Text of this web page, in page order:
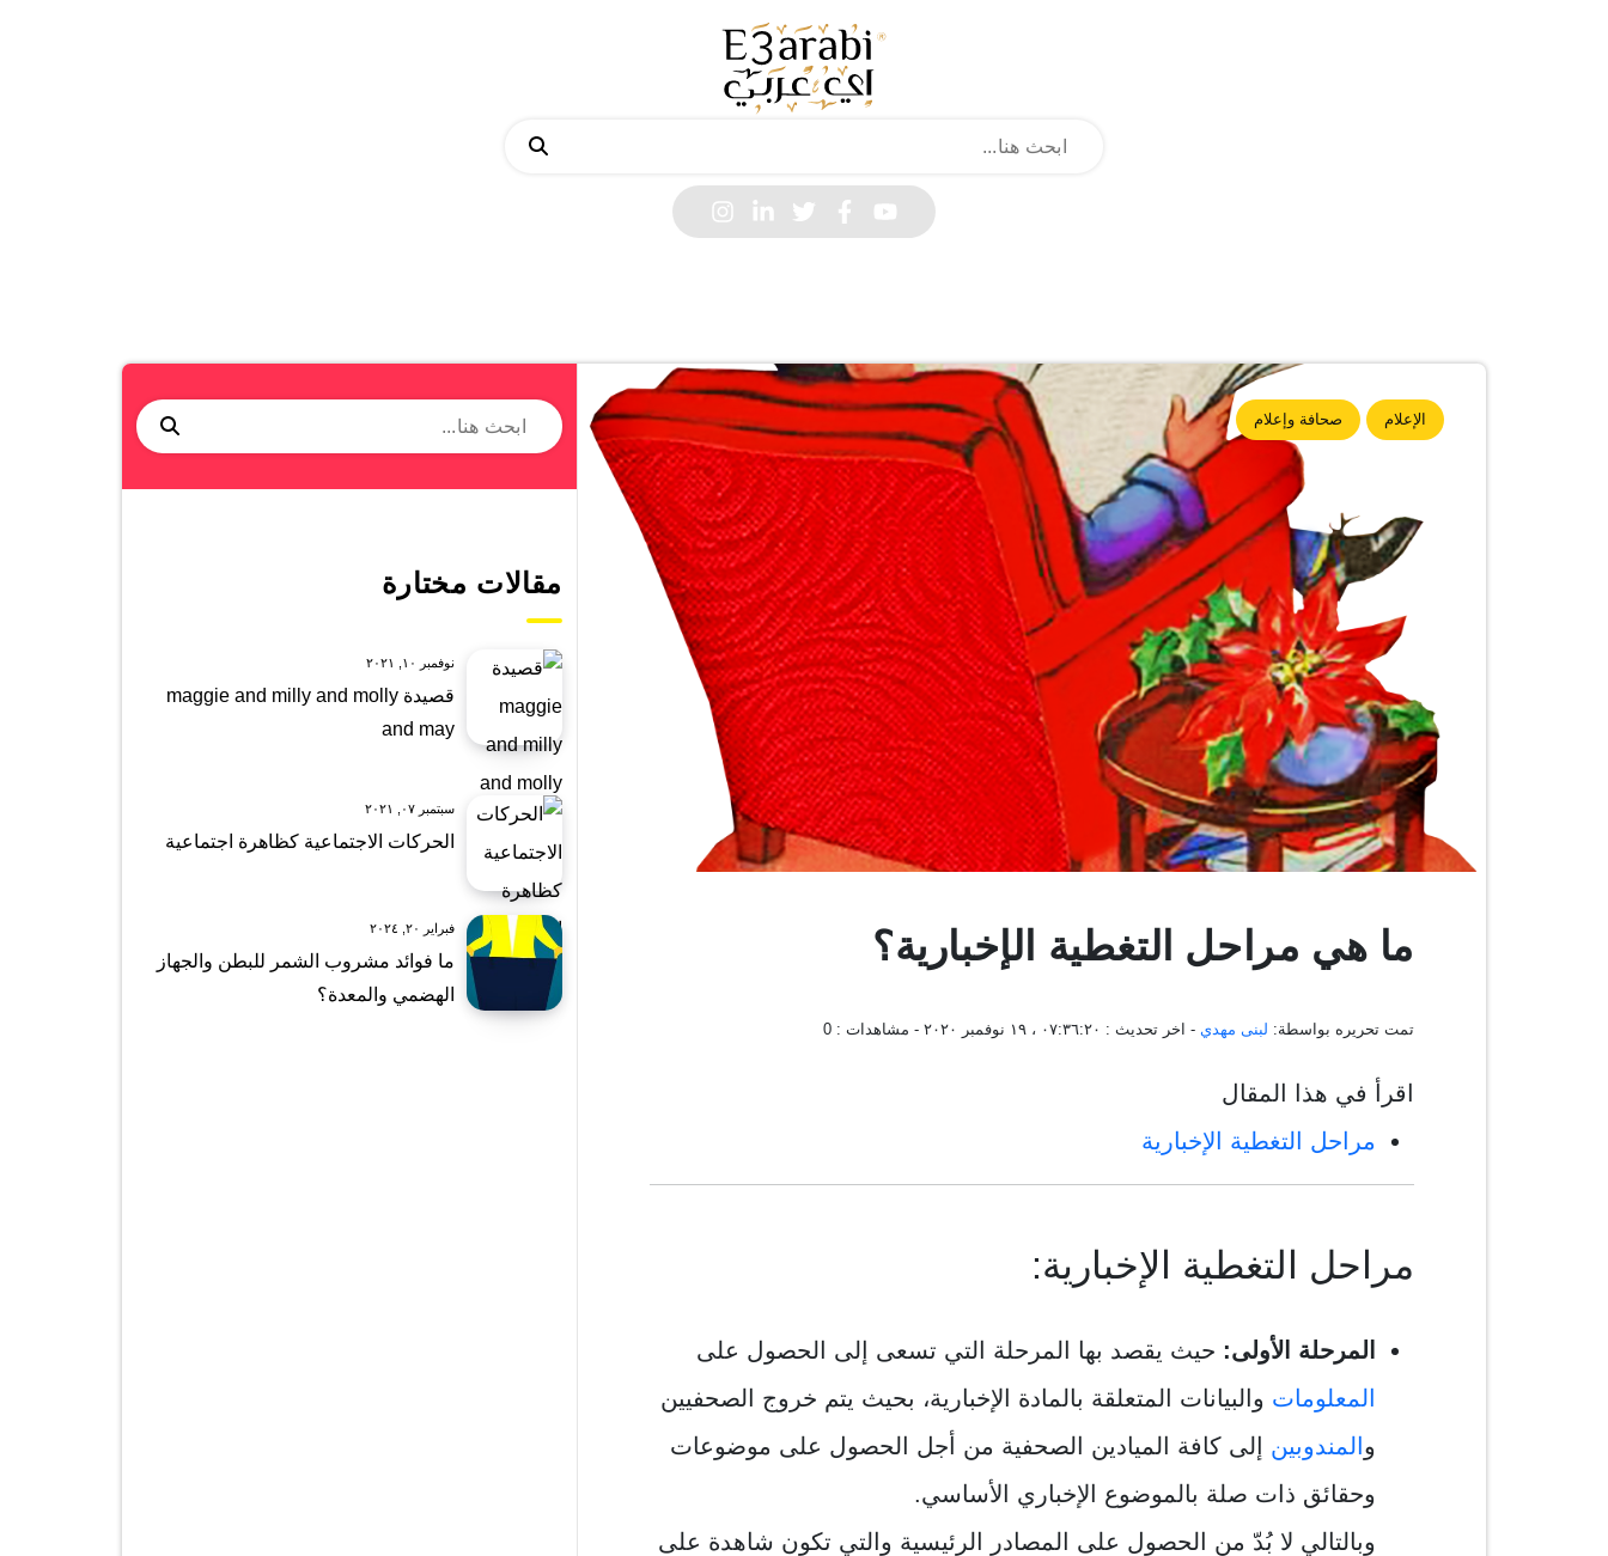
الإعلام صحافة وإعلام
ما هي مراحل التغطية الإخبارية؟
تمت تحريره بواسطة: لبنى مهدي - اخر تحديث : ٠٧:٣٦:٢٠ ، ١٩ نوفمبر ٢٠٢٠ - مشاهدات : 0
اقرأ في هذا المقال
مراحل التغطية الإخبارية
مراحل التغطية الإخبارية:
المرحلة الأولى: حيث يقصد بها المرحلة التي تسعى إلى الحصول على
المعلومات والبيانات المتعلقة بالمادة الإخبارية، بحيث يتم خروج الصحفيين
و المندوبين إلى كافة الميادين الصحفية من أجل الحصول على موضوعات
وحقائق ذات صلة بالموضوع الإخباري الأساسي.
وبالتالي لا بُدّ من الحصول على المصادر الرئيسية والتي تكون شاهدة على
مقالات مختارة
نوفمبر ١٠, ٢٠٢١
قصيدة maggie and milly and molly
and may
سبتمبر ٠٧, ٢٠٢١
الحركات الاجتماعية كظاهرة اجتماعية
فبراير ٢٠, ٢٠٢٤
ما فوائد مشروب الشمر للبطن والجهاز
الهضمي والمعدة؟